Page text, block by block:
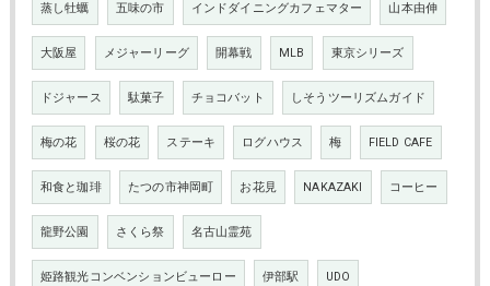
蒸し牡蠣 五味の市 インドダイニングカフェマター 山本由伸
大阪屋 メジャーリーグ 開幕戦 MLB 東京シリーズ
ドジャース 駄菓子 チョコバット しそうツーリズムガイド
梅の花 桜の花 ステーキ ログハウス 梅 FIELD CAFE
和食と珈琲 たつの市神岡町 お花見 NAKAZAKI コーヒー
龍野公園 さくら祭 名古山霊苑
姫路観光コンベンションビューロー 伊部駅 UDO